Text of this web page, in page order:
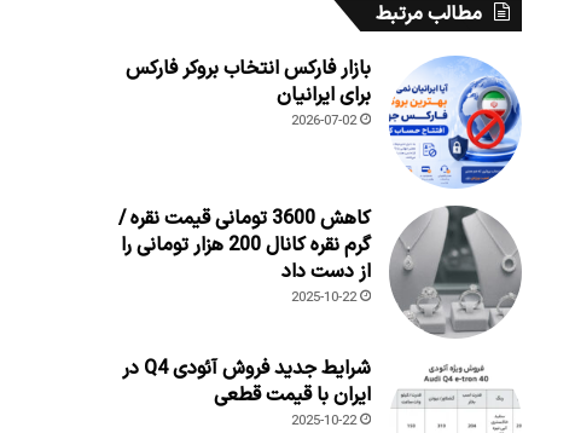
مطالب مرتبط
بازار فارکس انتخاب بروکر فارکس
برای ایرانیان
2026-07-02
کاهش 3600 تومانی قیمت نقره /
گرم نقره کانال 200 هزار تومانی را
از دست داد
2025-10-22
شرایط جدید فروش آئودی Q4 در
ایران با قیمت قطعی
2025-10-22